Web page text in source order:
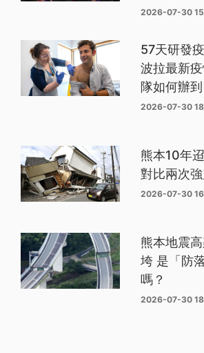
2026-07-30
57天研發
波拉最新
隊如何辦到
2026-07-30
熊本10年
對比兩次
2026-07-30
熊本地震
垮 是「防
嗎？
2026-07-30